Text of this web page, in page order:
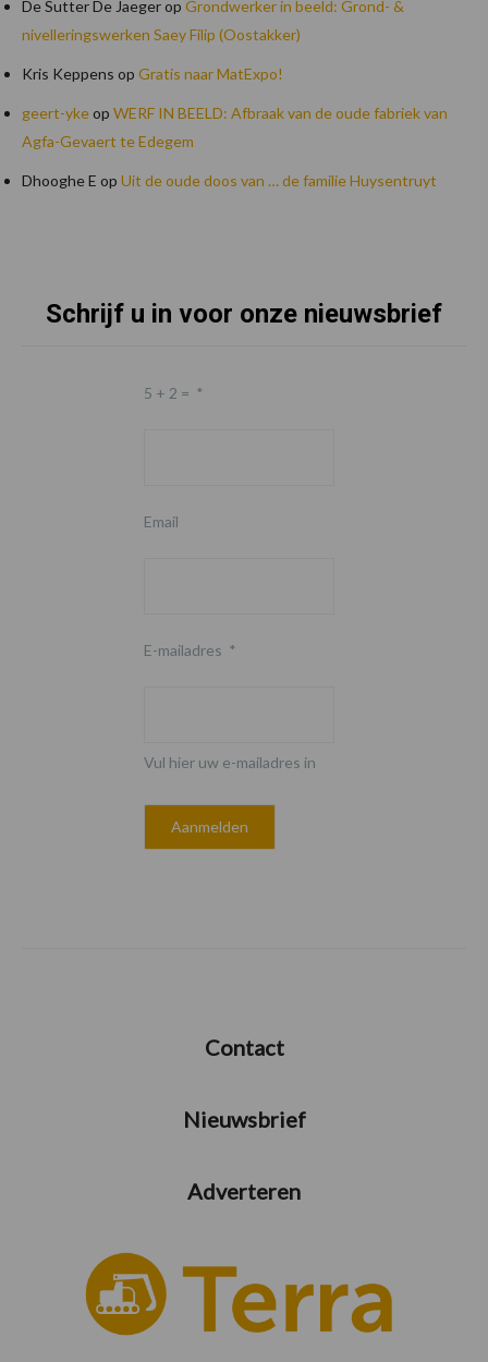
De Sutter De Jaegerop Grondwerker in beeld: Grond- &
nivelleringswerken Saey Filip (Oostakker)
Kris Keppens op Gratis naar MatExpo!
geert-ykeop WERF IN BEELD: Afbraak van de oude fabriek van
Agfa-Gevaert te Edegem
Dhooghe E op Uit de oude doos van … de familie Huysentruyt
FooterSchrijf u in voor onze nieuwsbrief
5 + 2 = *
Email
E-mailadres *
Vul hier uw e-mailadres in
Contact
Nieuwsbrief
Adverteren